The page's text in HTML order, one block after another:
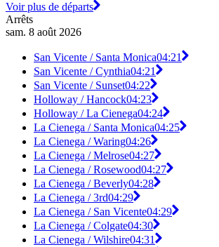
Voir plus de départs
Arrêts
sam. 8 août 2026
San Vicente / Santa Monica04:21
San Vicente / Cynthia04:21
San Vicente / Sunset04:22
Holloway / Hancock04:23
Holloway / La Cienega04:24
La Cienega / Santa Monica04:25
La Cienega / Waring04:26
La Cienega / Melrose04:27
La Cienega / Rosewood04:27
La Cienega / Beverly04:28
La Cienega / 3rd04:29
La Cienega / San Vicente04:29
La Cienega / Colgate04:30
La Cienega / Wilshire04:31